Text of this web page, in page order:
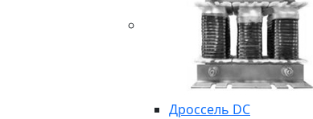
Дроссель DC